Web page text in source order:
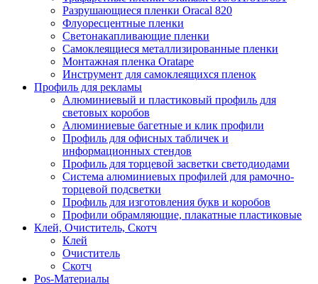
Разрушающиеся пленки Oracal 820
Флуоресцентные пленки
Светонакапливающие пленки
Самоклеящиеся металлизированные пленки
Монтажная пленка Oratape
Инструмент для самоклеящихся пленок
Профиль для рекламы
Алюминиевый и пластиковый профиль для
световых коробов
Алюминиевые багетные и клик профили
Профиль для офисных табличек и
информационных стендов
Профиль для торцевой засветки светодиодами
Система алюминиевых профилей для рамочно-
торцевой подсветки
Профиль для изготовления букв и коробов
Профили обрамляющие, плакатные пластиковые
Клей, Очиститель, Скотч
Клей
Очиститель
Скотч
Pos-Материалы